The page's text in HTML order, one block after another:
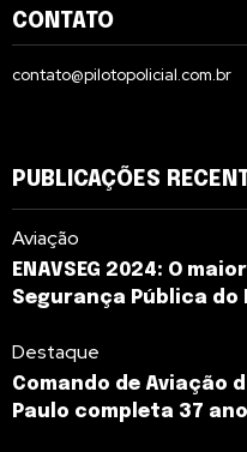
CONTATO
contato@pilotopolicial.com.br
PUBLICAÇÕES
Aviação
ENAVSEG 2024: O
Segurança Pública
Destaque
Comando de Aviação
Paulo completa 37